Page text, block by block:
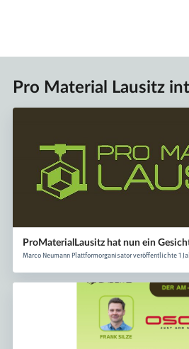
Pro Material Lausitz
ProMaterialLausitz hat nun ein
Marco Neumann Plattformorganisator veröffentlichte 1